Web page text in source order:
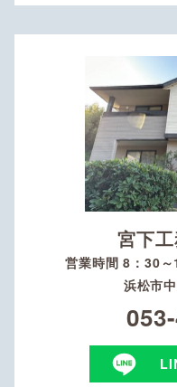
宮下
営業時間 8：30～
浜松市